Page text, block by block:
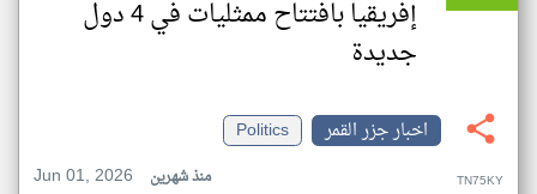
إفريقيا بافتتاح ممثليات في 4 دول
جديدة
اخبار جزر القمر
Politics
Jun 01, 2026
منذ شهرين TN75KY